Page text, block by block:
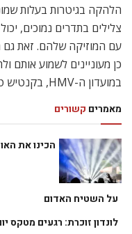
הלהקה בגיטרות בעלות
צלילים בתדרים נמוכים,
עם המוזיקה שלהם. זאת
כן מעוניינים לשמוע
במועדון ה-HMV, בקנטיש טאון.
מאמרים קשורים
הכינו את
על השטיח האדום
לונדון זוכרת: רגעים מטקס